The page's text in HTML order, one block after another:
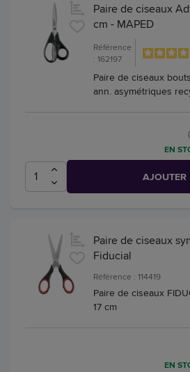
Paire de ciseaux
cm - MAPED
Référence
: 162197
Paire de ciseaux
ann. asymétriques
EN
AJOUTER
Paire de ciseaux
Fiducial
Référence : 114419
Paire de ciseaux
17 cm
EN